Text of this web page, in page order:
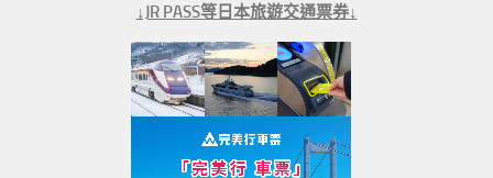
↓JR PASS等日本旅遊交通票券↓